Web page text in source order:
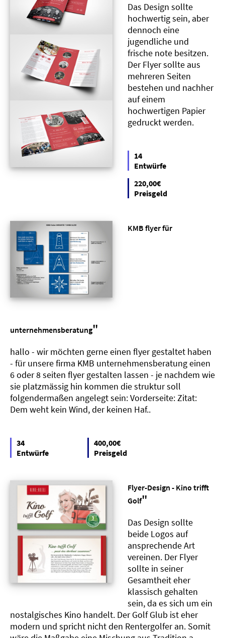
Das Design sollte
hochwertig sein, aber
dennoch eine
jugendliche und
frische note besitzen.
Der Flyer sollte aus
mehreren Seiten
bestehen und nachher
auf einem
hochwertigen Papier
gedruckt werden.
14
Entwürfe
220,00€
Preisgeld
KMB flyer für
unternehmensberatung"
hallo - wir möchten gerne einen flyer gestaltet haben
- für unsere firma KMB unternehmensberatung einen
6 oder 8 seiten flyer gestalten lassen - je nachdem wie
sie platzmässig hin kommen die struktur soll
folgendermaßen angelegt sein: Vorderseite: Zitat:
Dem weht kein Wind, der keinen Haf..
34
Entwürfe
400,00€
Preisgeld
Flyer-Design - Kino trifft
Golf"
Das Design sollte
beide Logos auf
ansprechende Art
vereinen. Der Flyer
sollte in seiner
Gesamtheit eher
klassisch gehalten
sein, da es sich um ein
nostalgisches Kino handelt. Der Golf Glub ist eher
modern und spricht nicht den Rentergolfer an. Somit